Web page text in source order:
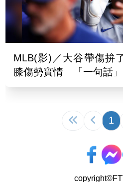
MLB(影)／大谷帶傷拚
膝傷勢實情 「一句話
1